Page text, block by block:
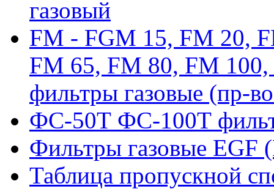
газовый
FM - FGM 15, FM 20,
FM 65, FM 80, FM
фильтры газовые (пр-
ФС-50Т ФС-100Т
Фильтры газовые EGF
Таблица пропускной